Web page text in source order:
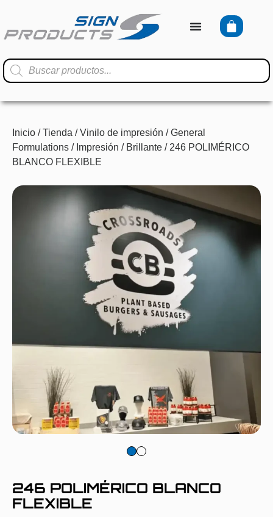
Inicio /Tienda /Vinilo de impresión /General
Formulations / Impresión / Brillante / 246 POLIMÉRICO
BLANCO FLEXIBLE
246 POLIMÉRICO BLANCO
FLEXIBLE